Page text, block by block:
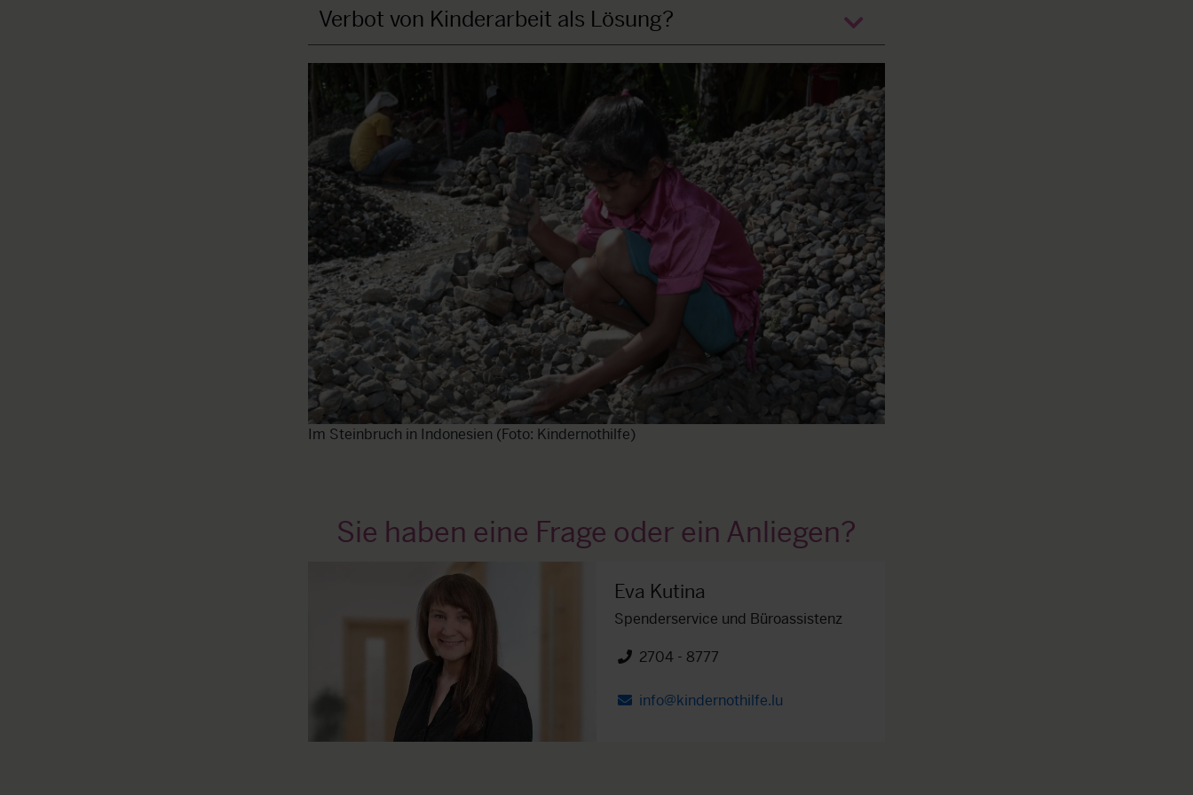
Verbot von Kinderarbeit als Lösung?
öffnen
Im Steinbruch in Indonesien (Foto: Kindernothilfe)
Sie haben eine Frage oder ein Anliegen?
Eva Kutina
Spenderservice und Büroassistenz
Telefon")
2704 - 8777
info@kindernothilfe.lu